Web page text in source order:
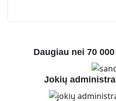
Daugiau nei 70
Jokių